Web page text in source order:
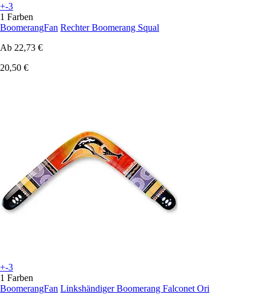
+-3
1 Farben
BoomerangFan Rechter Boomerang Squal
Ab 22,73 €
20,50 €
+-3
1 Farben
BoomerangFan Linkshändiger Boomerang Falconet Ori